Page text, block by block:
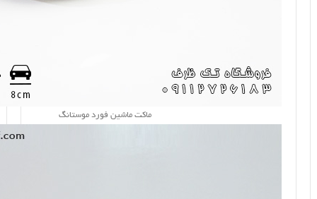
ماکت ماشین فورد موستانگ